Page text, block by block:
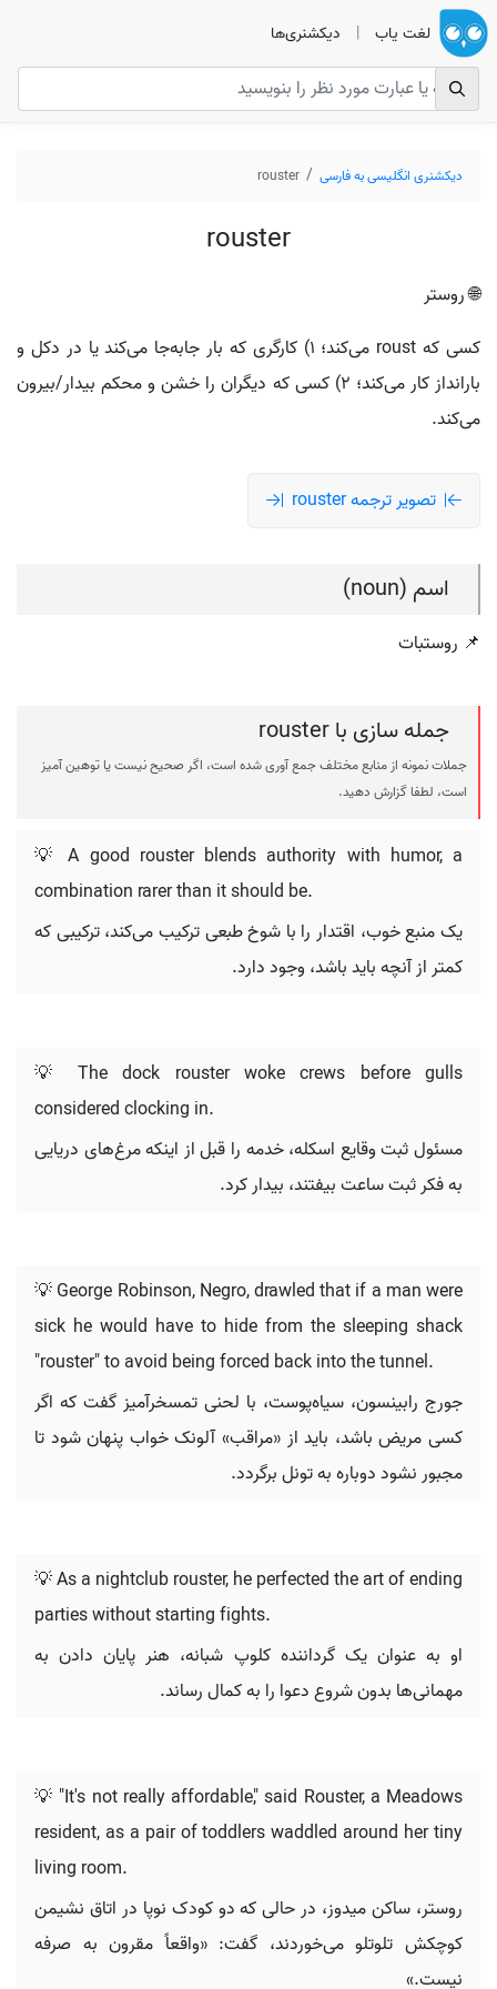
لغت یاب | دیکشنری‌ها
دیکشنری انگلیسی به فارسی rouster
rouster
🌐 روستر
کسی که roust می‌کند؛ ۱) کارگری که بار جابه‌جا می‌کند یا در دکل و
بارانداز کار می‌کند؛ ۲) کسی که دیگران را خشن و محکم بیدار/بیرون
می‌کند.
تصویر ترجمه rouster
اسم (noun)
📌 روستبات
جمله سازی با rouster
جملات نمونه از منابع مختلف جمع آوری شده است، اگر صحیح نیست یا توهین آمیز
است، لطفا گزارش دهید.
💡 A good rouster blends authority with humor, a
combination rarer than it should be.
یک منبع خوب، اقتدار را با شوخ طبعی ترکیب می‌کند، ترکیبی که
کمتر از آنچه باید باشد، وجود دارد.
💡 The dock rouster woke crews before gulls
considered clocking in.
مسئول ثبت وقایع اسکله، خدمه را قبل از اینکه مرغ‌های دریایی
به فکر ثبت ساعت بیفتند، بیدار کرد.
💡 George Robinson, Negro, drawled that if a man were
sick he would have to hide from the sleeping shack
"rouster" to avoid being forced back into the tunnel.
جورج رابینسون، سیاه‌پوست، با لحنی تمسخرآمیز گفت که اگر
کسی مریض باشد، باید از «مراقب» آلونک خواب پنهان شود تا
مجبور نشود دوباره به تونل برگردد.
💡 As a nightclub rouster, he perfected the art of ending
parties without starting fights.
او به عنوان یک گرداننده کلوپ شبانه، هنر پایان دادن به
مهمانی‌ها بدون شروع دعوا را به کمال رساند.
💡 "It's not really affordable," said Rouster, a Meadows
resident, as a pair of toddlers waddled around her tiny
living room.
روستر، ساکن میدوز، در حالی که دو کودک نوپا در اتاق نشیمن
کوچکش تلوتلو می‌خوردند، گفت: «واقعاً مقرون به صرفه
نیست.»